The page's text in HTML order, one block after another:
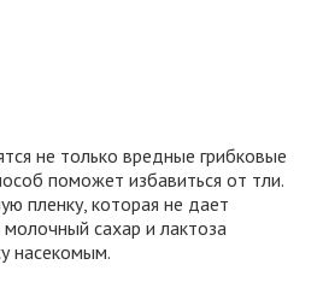
не только вредные грибковые
поможет избавиться от тли.
пленку, которая не дает
сахар и лактоза
насекомым.